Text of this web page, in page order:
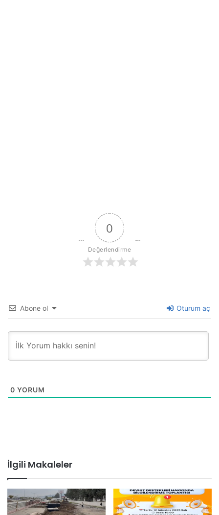
0
Değerlendirme
Abone ol Oturum aç
0 YORUM
İlgili Makaleler